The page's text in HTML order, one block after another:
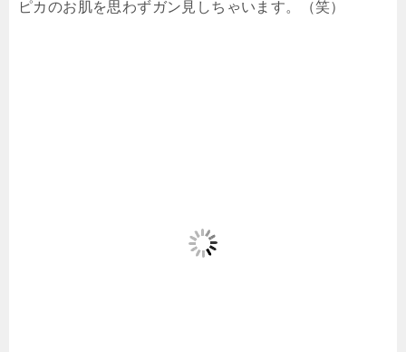
ピカのお肌を思わずガン見しちゃいます。（笑）